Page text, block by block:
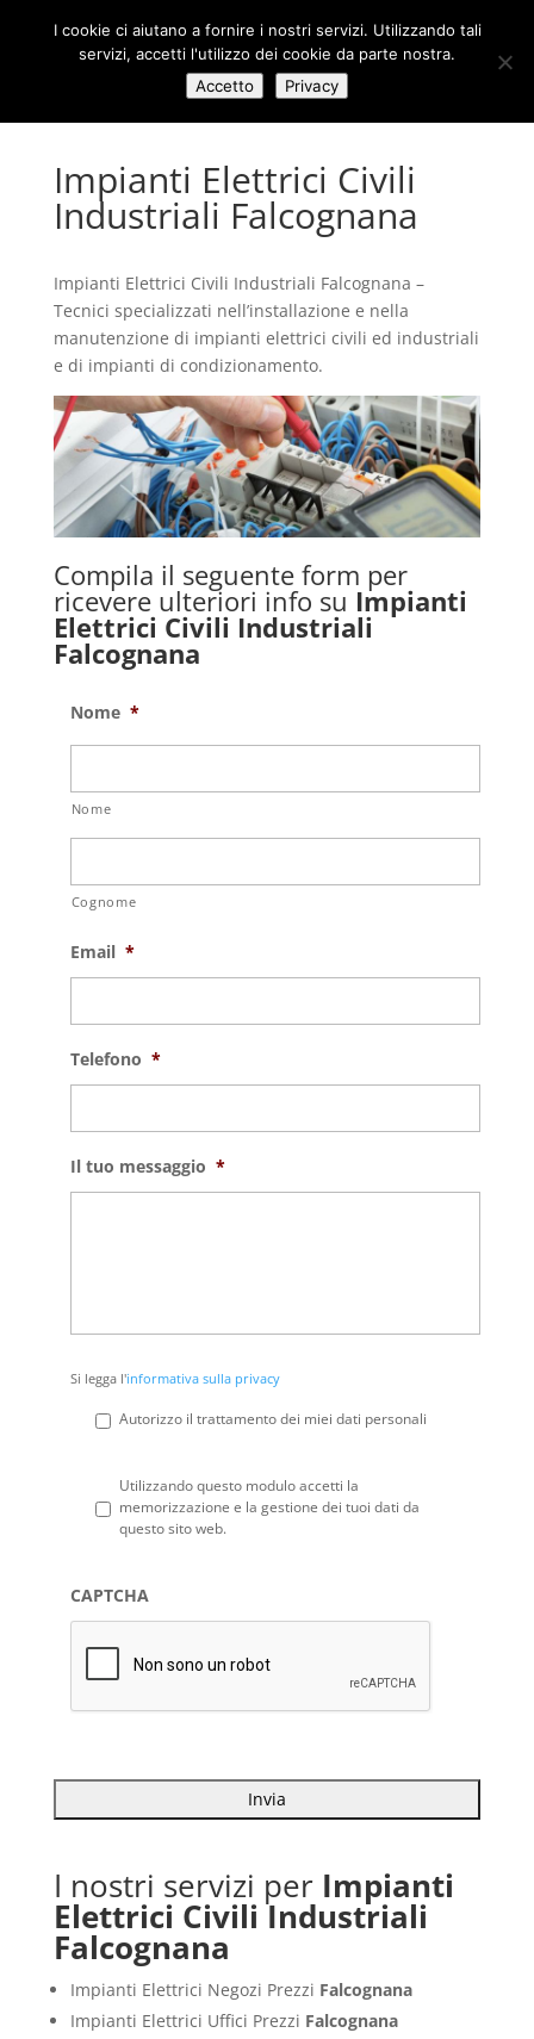
Impianti Elettrici Civili
Industriali Falcognana
Impianti Elettrici Civili Industriali Falcognana –
Tecnici specializzati nell’installazione e nella
manutenzione di impianti elettrici civili ed industriali
e di impianti di condizionamento.
Compila il seguente form per
ricevere ulteriori info su Impianti
Elettrici Civili Industriali
Falcognana
Nome *
Nome
Cognome
Email *
Telefono *
Il tuo messaggio *
Si
legga
l'informativa
Si legga l'informativa sulla privacy
Autorizzo il trattamento dei miei dati personali
Privacy *
Utilizzando questo modulo accetti la
memorizzazione e la gestione dei tuoi dati da
questo sito web.
CAPTCHA
I nostri servizi per Impianti
Elettrici Civili Industriali
Falcognana
Impianti Elettrici Negozi Prezzi Falcognana
Impianti Elettrici Uffici Prezzi Falcognana
I cookie ci aiutano a fornire i nostri servizi. Utilizzando tali
servizi, accetti l'utilizzo dei cookie da parte nostra.
Accetto
Privacy